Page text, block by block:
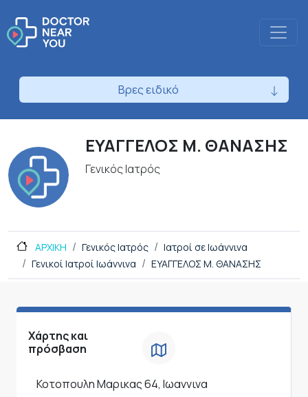
Βρες ειδικό
ΕΥΑΓΓΕΛΟΣ Μ. ΘΑΝΑΣΗΣ
Γενικός Ιατρός
ΑΡΧΙΚΗ Γενικός Ιατρός
Ιατροί σε Ιωάννινα
Γενικοί Ιατροί Ιωάννινα
ΕΥΑΓΓΕΛΟΣ Μ. ΘΑΝΑΣΗΣ
Χάρτης και
πρόσβαση
Κοτοπουλη Μαρικας 64, Ιωαννινα